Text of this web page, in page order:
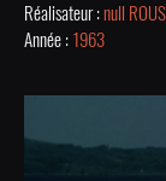
Réalisateur :null
Année : 1963